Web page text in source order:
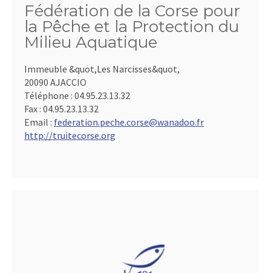
Fédération de la Corse pour
la Pêche et la Protection du
Milieu Aquatique
Immeuble &quot,Les Narcisses&quot,
20090 AJACCIO
Téléphone : 04.95.23.13.32
Fax : 04.95.23.13.32
Email : federation.peche.corse@wanadoo.fr
http://truitecorse.org